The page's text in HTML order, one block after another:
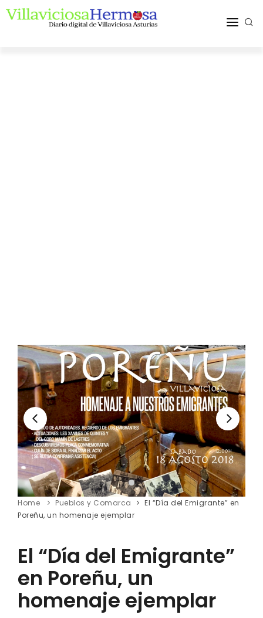
Home Pueblos y Comarca
El “Día del Emigrante” en
Poreñu, un homenaje ejemplar
El “Día del Emigrante”
en Poreñu, un
homenaje ejemplar